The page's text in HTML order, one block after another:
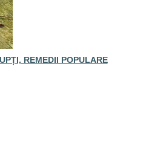
REMEDII POPULARE